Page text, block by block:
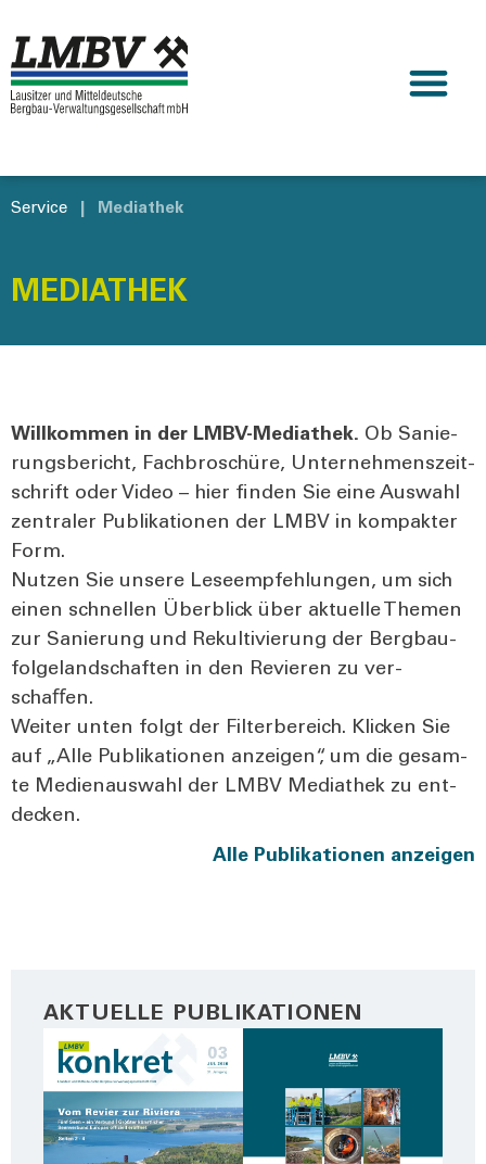
Service Mediathek
MEDIATHEK
Will­kom­men in der LMBV-Media­thek. Ob Sanie­
rungs­be­richt, Fach­bro­schü­re, Unter­neh­mens­zeit­
schrift oder Video – hier fin­den Sie eine Aus­wahl
zen­tra­ler Publi­ka­tio­nen der LMBV in kom­pak­ter
Form.
Nut­zen Sie unse­re Lese­emp­feh­lun­gen, um sich
einen schnel­len Über­blick über aktu­el­le The­men
zur Sanie­rung und Rekul­ti­vie­rung der Berg­bau­
fol­ge­land­schaf­ten in den Revie­ren zu ver­
schaﬀen.
Wei­ter unten folgt der Fil­ter­be­reich. Kli­cken Sie
auf „Alle Publi­ka­tio­nen anzei­gen“, um die gesam­
te Medi­en­aus­wahl der LMBV Media­thek zu ent­
de­cken.
Alle Publi­ka­tio­nen anzei­gen
AKTUELLE PUBLIKATIONEN